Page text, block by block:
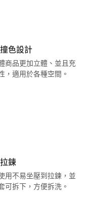
色設計
商品更加立體、並且充
，適用於各種空間。
鍊
用不易坐壓到拉鍊，並
可拆下，方便拆洗。